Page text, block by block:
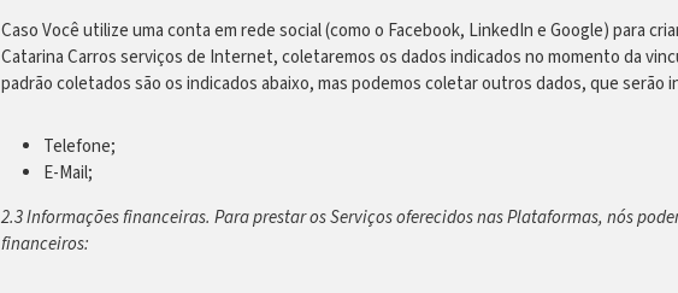
Caso Você utilize uma conta em rede social (como o Facebook, LinkedIn e Google) para
Catarina Carros serviços de Internet, coletaremos os dados indicados no momento da
padrão coletados são os indicados abaixo, mas podemos coletar outros dados, que serão
Telefone;
E-Mail;
2.3 Informações financeiras. Para prestar os Serviços oferecidos nas Plataformas, nós
financeiros: